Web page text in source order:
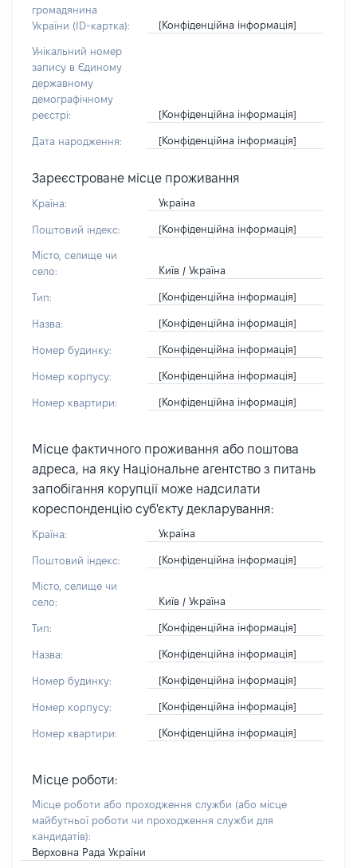
громадянина
України (ID-картка):
[Конфіденційна інформація]
Унікальний номер
запису в Єдиному
державному
демографічному
реєстрі:
[Конфіденційна інформація]
Дата народження: [Конфіденційна інформація]
Зареєстроване місце проживання
Країна: Україна
Поштовий індекс: [Конфіденційна інформація]
Місто, селище чи
село:
Київ / Україна
Тип: [Конфіденційна інформація]
Назва: [Конфіденційна інформація]
Номер будинку: [Конфіденційна інформація]
Номер корпусу: [Конфіденційна інформація]
Номер квартири: [Конфіденційна інформація]
Місце фактичного проживання або поштова
адреса, на яку Національне агентство з питань
запобігання корупції може надсилати
кореспонденцію суб'єкту декларування:
Країна: Україна
Поштовий індекс: [Конфіденційна інформація]
Місто, селище чи
село:
Київ / Україна
Тип: [Конфіденційна інформація]
Назва: [Конфіденційна інформація]
Номер будинку: [Конфіденційна інформація]
Номер корпусу: [Конфіденційна інформація]
Номер квартири: [Конфіденційна інформація]
Місце роботи:
Місце роботи або проходження служби (або місце
майбутньої роботи чи проходження служби для
кандидатів):
Верховна Рада України